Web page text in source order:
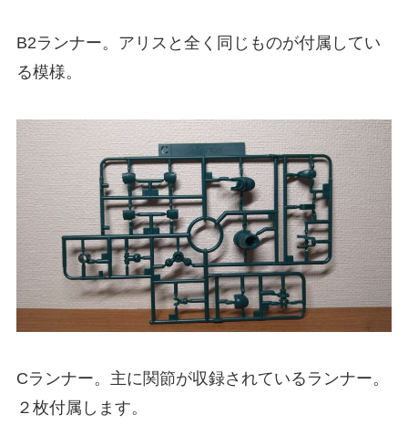
B2ランナー。アリスと全く同じものが付属してい
る模様。
Cランナー。主に関節が収録されているランナー。
２枚付属します。